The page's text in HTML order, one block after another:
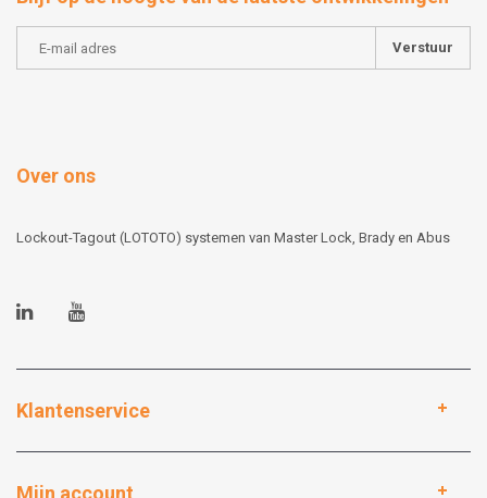
Verstuur
Over ons
Lockout-Tagout (LOTOTO) systemen van Master Lock, Brady en Abus
Klantenservice
Mijn account